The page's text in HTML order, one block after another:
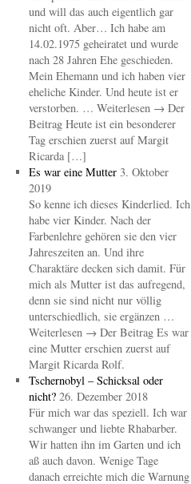
und will das auch eigentlich gar
nicht oft. Aber… Ich habe am
14.02.1975 geheiratet und wurde
nach 28 Jahren Ehe geschieden.
Mein Ehemann und ich haben vier
eheliche Kinder. Und heute ist er
verstorben. … Weiterlesen → Der
Beitrag Heute ist ein besonderer
Tag erschien zuerst auf Margit
Ricarda […]
Es war eine Mutter 3. Oktober
2019
So kenne ich dieses Kinderlied. Ich
habe vier Kinder. Nach der
Farbenlehre gehören sie den vier
Jahreszeiten an. Und ihre
Charaktäre decken sich damit. Für
mich als Mutter ist das aufregend,
denn sie sind nicht nur völlig
unterschiedlich, sie ergänzen …
Weiterlesen → Der Beitrag Es war
eine Mutter erschien zuerst auf
Margit Ricarda Rolf.
Tschernobyl – Schicksal oder
nicht? 26. Dezember 2018
Für mich war das speziell. Ich war
schwanger und liebte Rhabarber.
Wir hatten ihn im Garten und ich
aß auch davon. Wenige Tage
danach erreichte mich die Warnung